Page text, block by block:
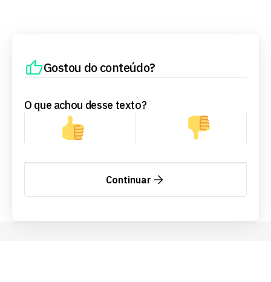
Gostou do conteúdo?
O que achou desse texto?
Continuar